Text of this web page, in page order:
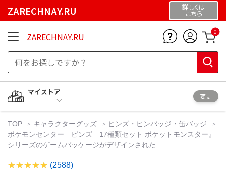
ZARECHNAY.RU 詳しくは
こちら
ZARECHNAY.RU 0
マイストア
変更
TOP キャラクターグッズ
ピンズ・ピンバッジ・缶バッジ
ポケモンセンター ピンズ 17種類セット ポケットモンスター』
シリーズのゲームパッケージがデザインされた
(2588)